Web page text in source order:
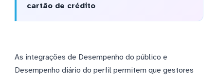
cartão de crédito
As integrações de Desempenho do público e
Desempenho diário do perfil permitem que gestores